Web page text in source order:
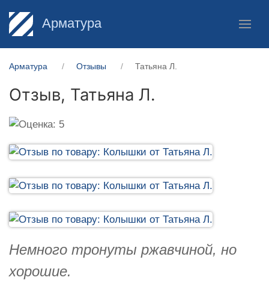
Арматура
Арматура Отзывы Татьяна Л.
Отзыв, Татьяна Л.
Немного тронуты ржавчиной, но
хорошие.